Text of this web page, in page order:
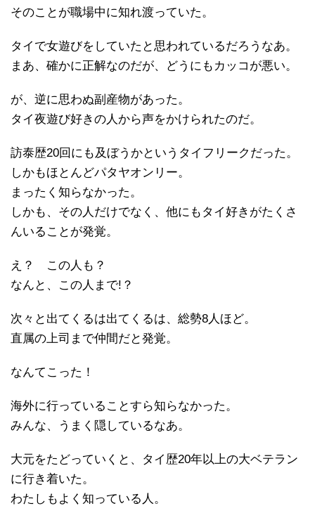
そのことが職場中に知れ渡っていた。
タイで女遊びをしていたと思われているだろうなあ。
まあ、確かに正解なのだが、どうにもカッコが悪い。
が、逆に思わぬ副産物があった。
タイ夜遊び好きの人から声をかけられたのだ。
訪泰歴20回にも及ぼうかというタイフリークだった。
しかもほとんどパタヤオンリー。
まったく知らなかった。
しかも、その人だけでなく、他にもタイ好きがたくさ
んいることが発覚。
え？ この人も？
なんと、この人まで!？
次々と出てくるは出てくるは、総勢8人ほど。
直属の上司まで仲間だと発覚。
なんてこった！
海外に行っていることすら知らなかった。
みんな、うまく隠しているなあ。
大元をたどっていくと、タイ歴20年以上の大ベテラン
に行き着いた。
わたしもよく知っている人。